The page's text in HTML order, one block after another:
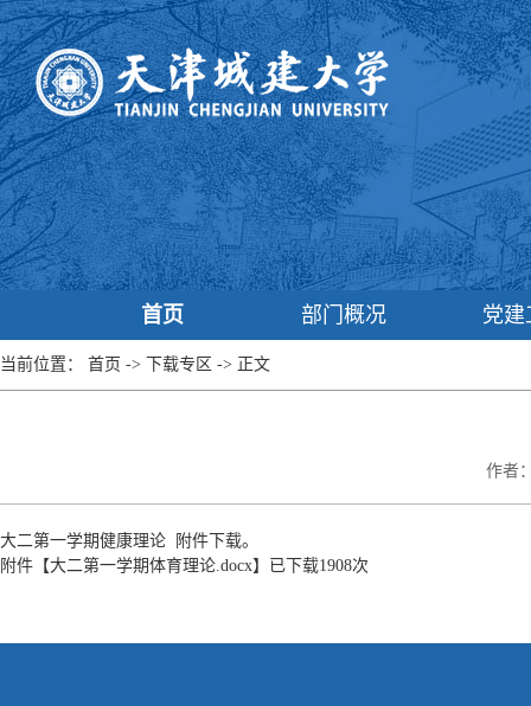
首页 部门概况 党建
当前位置： 首页 -> 下载专区 -> 正文
作者
大二第一学期健康理论 附件下载。
附件【大二第一学期体育理论.docx】已下载1908次